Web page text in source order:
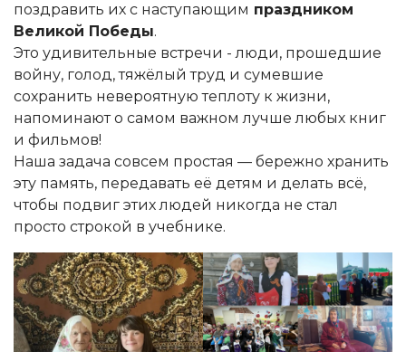
поздравить их с наступающим праздником
Великой Победы.
Это удивительные встречи - люди, прошедшие
войну, голод, тяжёлый труд и сумевшие
сохранить невероятную теплоту к жизни,
напоминают о самом важном лучше любых книг
и фильмов!
Наша задача совсем простая — бережно хранить
эту память, передавать её детям и делать всё,
чтобы подвиг этих людей никогда не стал
просто строкой в учебнике.